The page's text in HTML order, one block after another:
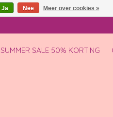
SUMMER SALE 50% KORTING
Ja Nee Meer over cookies »